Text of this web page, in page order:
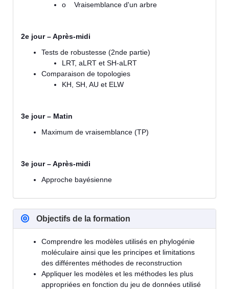
o Vraisemblance d'un arbre
2e jour – Après-midi
Tests de robustesse (2nde partie)
LRT, aLRT et SH-aLRT
Comparaison de topologies
KH, SH, AU et ELW
3e jour – Matin
Maximum de vraisemblance (TP)
3e jour – Après-midi
Approche bayésienne
Objectifs de la formation
Comprendre les modèles utilisés en phylogénie
moléculaire ainsi que les principes et limitations
des différentes méthodes de reconstruction
Appliquer les modèles et les méthodes les plus
appropriées en fonction du jeu de données utilisé